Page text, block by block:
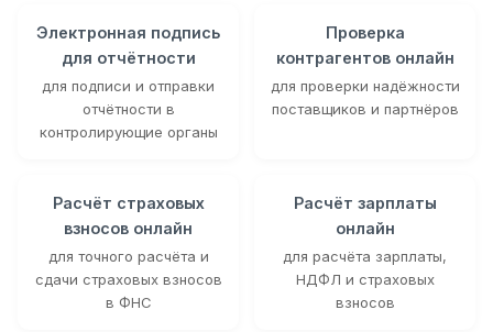
Электронная подпись
для отчётности
для подписи и отправки
отчётности в
контролирующие органы
Проверка
контрагентов онлайн
для проверки надёжности
поставщиков и партнёров
Расчёт страховых
взносов онлайн
для точного расчёта и
сдачи страховых взносов
в ФНС
Расчёт зарплаты
онлайн
для расчёта зарплаты,
НДФЛ и страховых
взносов